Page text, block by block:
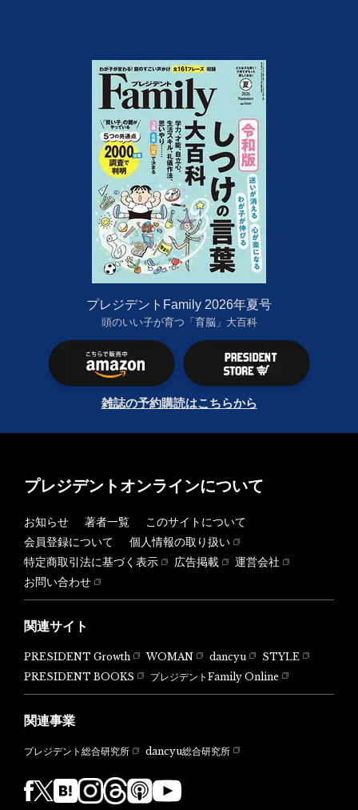
プレジデントFamily 2026年夏号
頭のいい子が育つ「育脳」大百科
雑誌の予約購読はこちらから
プレジデントオンラインについて
お知らせ 著者一覧
このサイトについて
会員登録について
個人情報の取り扱い
特定商取引法に基づく表示
広告掲載
運営会社
お問い合わせ
関連サイト
PRESIDENT Growth WOMAN dancyu
STYLE
PRESIDENT BOOKS
プレジデントFamily Online
関連事業
プレジデント総合研究所 dancyu総合研究所